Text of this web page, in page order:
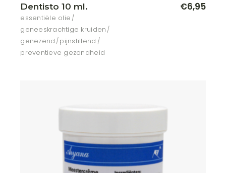
Dentisto 10 ml.
essentiële olie
geneeskrachtige kruiden
genezend pijnstillend
preventieve gezondheid
€6,95